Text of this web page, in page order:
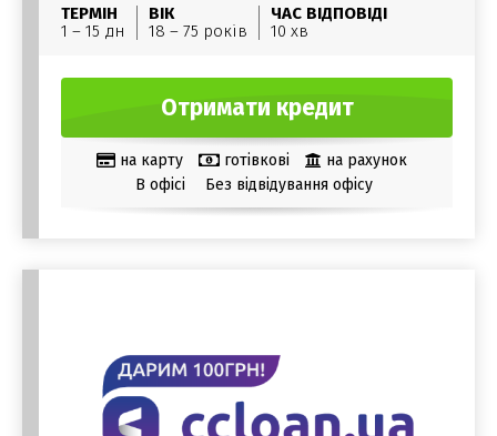
ТЕРМІН
1 – 15 дн
ВІК
18 – 75 років
ЧАС ВІДПОВІДІ
10 хв
Отримати кредит
на карту готівкові
на рахунок
В офісі
Без відвідування офісу